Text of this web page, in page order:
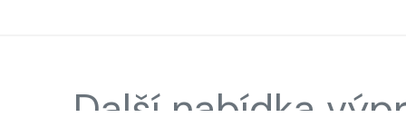
Další nabídka